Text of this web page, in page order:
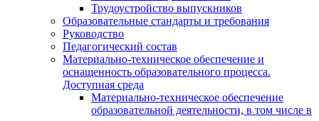
Трудоустройство выпускников
Образовательные стандарты и требования
Руководство
Педагогический состав
Материально-техническое обеспечение и
оснащенность образовательного процесса.
Доступная среда
Материально-техническое обеспечение
образовательной деятельности, в том числе в